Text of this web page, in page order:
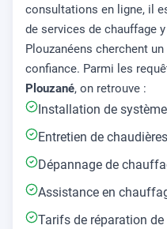
consultations en ligne, il
de services de chauffage
Plouzanéens cherchent
confiance. Parmi les
Plouzané, on retrouve :
Installation de
Entretien de
Dépannage de
Assistance en
Tarifs de réparation